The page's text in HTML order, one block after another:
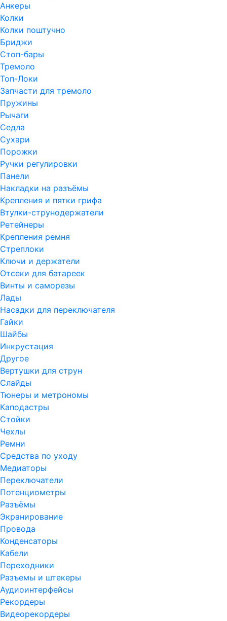
Анкеры
Колки
Колки поштучно
Бриджи
Стоп-бары
Тремоло
Топ-Локи
Запчасти для тремоло
Пружины
Рычаги
Седла
Сухари
Порожки
Ручки регулировки
Панели
Накладки на разъёмы
Крепления и пятки грифа
Втулки-струнодержатели
Ретейнеры
Крепления ремня
Стреплоки
Ключи и держатели
Отсеки для батареек
Винты и саморезы
Лады
Насадки для переключателя
Гайки
Шайбы
Инкрустация
Другое
Вертушки для струн
Слайды
Тюнеры и метрономы
Каподастры
Стойки
Чехлы
Ремни
Средства по уходу
Медиаторы
Переключатели
Потенциометры
Разъёмы
Экранирование
Провода
Конденсаторы
Кабели
Переходники
Разъемы и штекеры
Аудиоинтерфейсы
Рекордеры
Видеорекордеры